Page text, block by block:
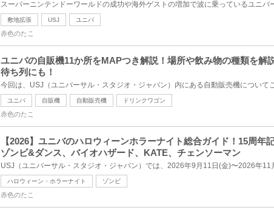
敷地拡張 USJ ユニバ
赤色のたこ
ユニバの自販機11か所をMAPつき解説！場所や飲み物の種類を解
待ち列にも！
ユニバ 自販機 自動販売機 ドリンクワゴン
赤色のたこ
【2026】ユニバのハロウィーンホラーナイト総合ガイド！15周年
ゾンビ&ダンス、バイオハザード、KATE、チェンソーマン
ハロウィーン・ホラーナイト ゾンビ
赤色のたこ